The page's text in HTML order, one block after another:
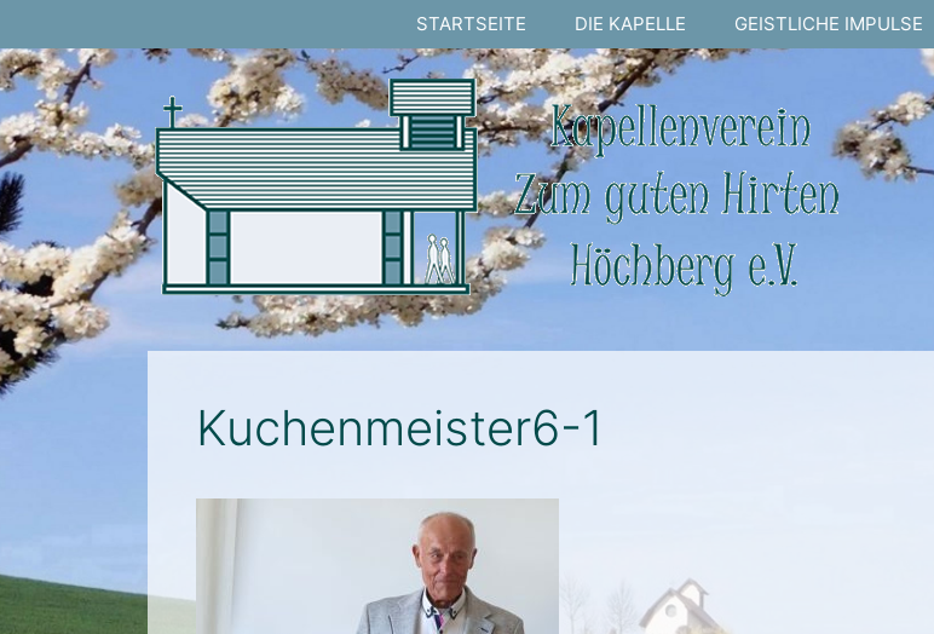
zum
Inhalt
STARTSEITE DIE KAPELLE GEISTLICHE IMPULSE
Kuchenmeister6-1